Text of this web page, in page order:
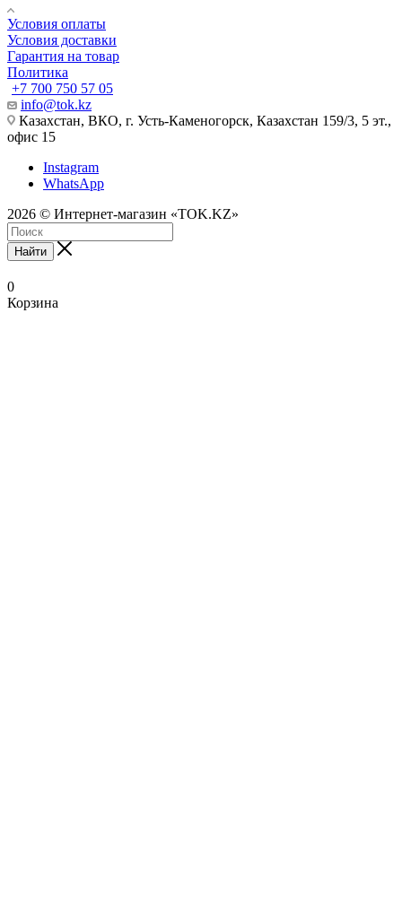
Условия оплаты
Условия доставки
Гарантия на товар
Политика
+7 700 750 57 05
info@tok.kz
Казахстан, ВКО, г. Усть-Каменогорск, Казахстан 159/3, 5 эт.,
офис 15
Instagram
WhatsApp
2026 © Интернет-магазин «TOK.KZ»
Найти
0
Корзина